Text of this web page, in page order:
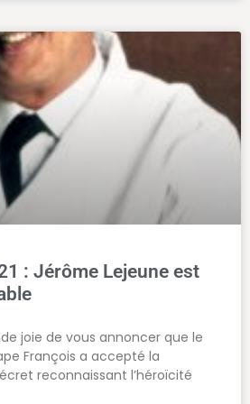
: Jérôme Lejeune est
joie de vous annoncer que le
François a accepté la
reconnaissant l’héroïcité